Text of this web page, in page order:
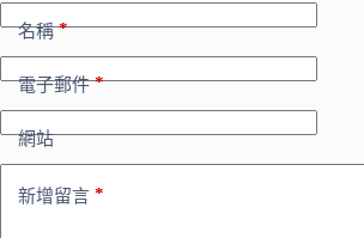
名稱*
電子郵件*
網站
新增留言 *